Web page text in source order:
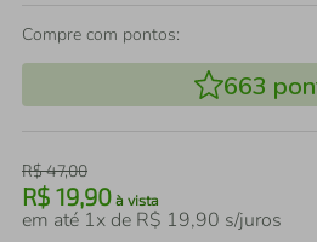
Compre com pontos:
663
R$47,00
R$ 19,90 à vista
em até 1x de R$ 19,90 s/juros